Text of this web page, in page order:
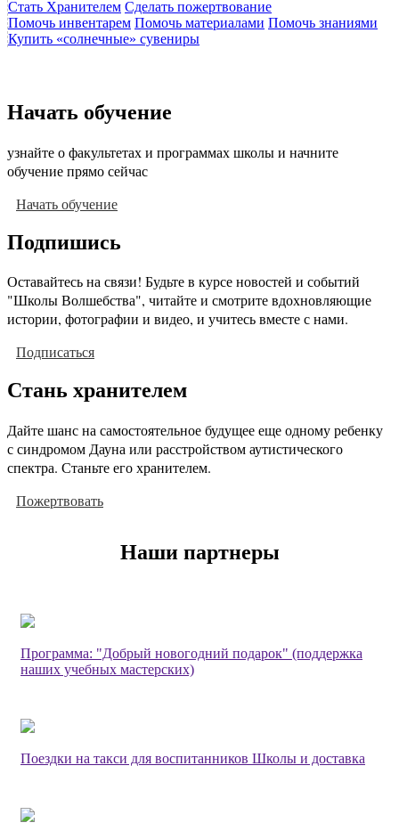
Стать Хранителем Сделать пожертвование
Помочь инвентарем Помочь материалами Помочь знаниями
Купить «солнечные» сувениры
Начать обучение
узнайте о факультетах и программах школы и начните
обучение прямо сейчас
Начать обучение
Подпишись
Оставайтесь на связи! Будьте в курсе новостей и событий
"Школы Волшебства", читайте и смотрите вдохновляющие
истории, фотографии и видео, и учитесь вместе с нами.
Подписаться
Стань хранителем
Дайте шанс на самостоятельное будущее еще одному ребенку
с синдромом Дауна или расстройством аутистического
спектра. Станьте его хранителем.
Пожертвовать
Наши партнеры
Программа: "Добрый новогодний подарок" (поддержка
наших учебных мастерских)
Поездки на такси для воспитанников Школы и доставка